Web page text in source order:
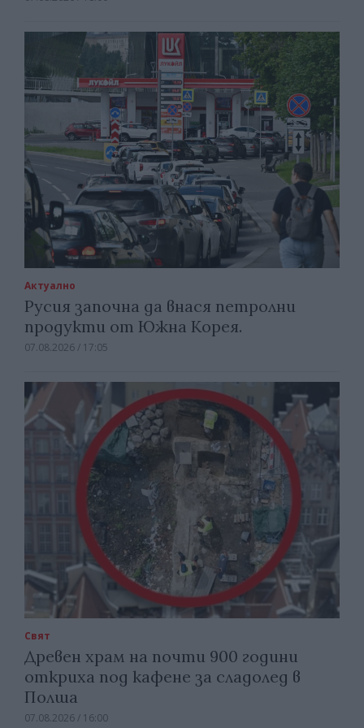
Актуално
Русия започна да внася петролни
продукти от Южна Корея.
07.08.2026 / 17:05
Свят
Древен храм на почти 900 години
откриха под кафене за сладолед в
Полша
07.08.2026 / 16:00